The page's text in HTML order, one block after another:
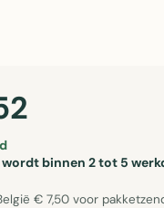
binnen 2 tot 5
€ 7,50 voor